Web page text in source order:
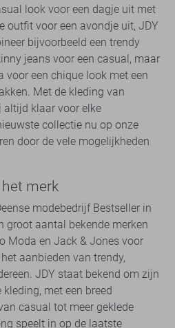
look voor een dagje uit met
outfit voor een avondje uit, JDY
bijvoorbeeld een trendy
jeans voor een casual, maar
een chique look met een
Met de kleding van
altijd klaar voor elke
collectie nu op onze
door de vele mogelijkheden
merk
modebedrijf Bestseller in
groot aantal bekende merken
Moda en Jack & Jones voor
aanbieden van trendy,
JDY staat bekend om zijn
met een breed
casual tot meer geklede
speelt in op de laatste